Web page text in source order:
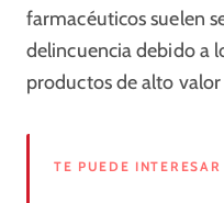
farmacéuticos suelen
delincuencia debido a
productos de alto
TE PUEDE INTERESAR